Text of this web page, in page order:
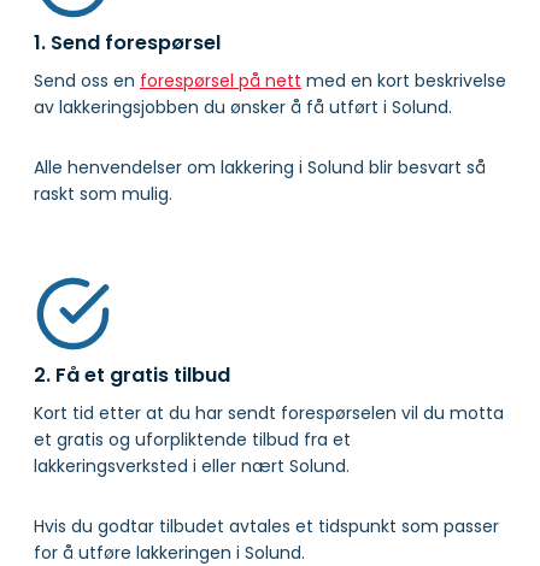
1. Send forespørsel
Send oss en forespørsel på nett med en kort beskrivelse
av lakkeringsjobben du ønsker å få utført i Solund.
Alle henvendelser om lakkering i Solund blir besvart så
raskt som mulig.
2. Få et gratis tilbud
Kort tid etter at du har sendt forespørselen vil du motta
et gratis og uforpliktende tilbud fra et
lakkeringsverksted i eller nært Solund.
Hvis du godtar tilbudet avtales et tidspunkt som passer
for å utføre lakkeringen i Solund.